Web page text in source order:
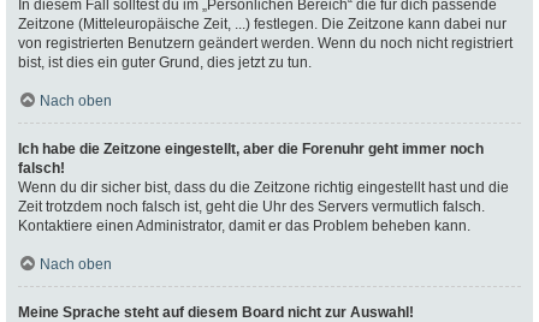
In diesem Fall solltest du im „Persönlichen Bereich“ die für dich passende
Zeitzone (Mitteleuropäische Zeit, ...) festlegen. Die Zeitzone kann dabei nur
von registrierten Benutzern geändert werden. Wenn du noch nicht registriert
bist, ist dies ein guter Grund, dies jetzt zu tun.
Nach oben
Ich habe die Zeitzone eingestellt, aber die Forenuhr geht immer noch
falsch!
Wenn du dir sicher bist, dass du die Zeitzone richtig eingestellt hast und die
Zeit trotzdem noch falsch ist, geht die Uhr des Servers vermutlich falsch.
Kontaktiere einen Administrator, damit er das Problem beheben kann.
Nach oben
Meine Sprache steht auf diesem Board nicht zur Auswahl!